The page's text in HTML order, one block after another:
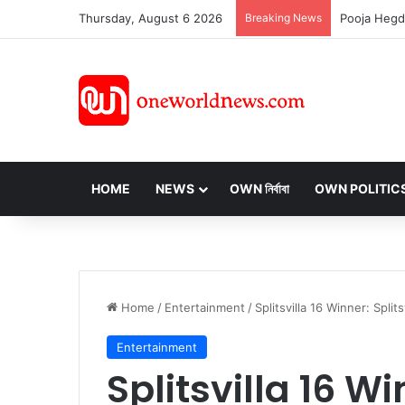
Thursday, August 6 2026 Breaking News
HOME NEWS OWN নির্বাবা OWN
Home / Entertainment / Splitsvilla 16 Winner: Splitsvilla
Entertainment
Splitsvilla 16